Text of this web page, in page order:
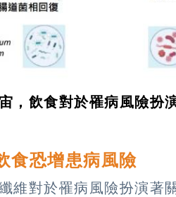
，飲食對於罹病風險扮
恐增患病風險
維對於罹病風險扮演著